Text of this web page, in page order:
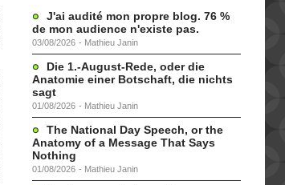
J'ai audité mon propre blog. 76 %
de mon audience n'existe pas.
03/08/2026 - Mathieu Janin
Die 1.-August-Rede, oder die
Anatomie einer Botschaft, die nichts
sagt
01/08/2026 - Mathieu Janin
The National Day Speech, or the
Anatomy of a Message That Says
Nothing
01/08/2026 - Mathieu Janin